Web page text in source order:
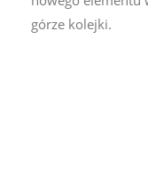
górze kolejki.